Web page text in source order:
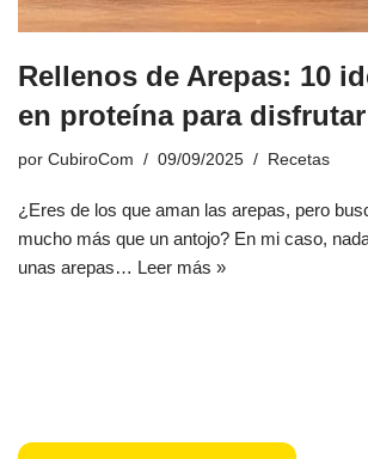
Rellenos de Arepas: 10
en proteína para disfrutar
por CubiroCom 09/09/2025 Recetas
¿Eres de los que aman las arepas, pero
mucho más que un antojo? En mi caso,
unas arepas… Leer más »